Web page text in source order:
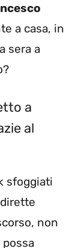
a casa, in
sera a
a
al
sfoggiati
non